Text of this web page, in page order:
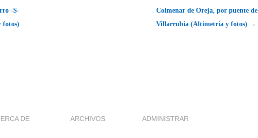
-S-
fotos)
Colmenar de Oreja, por puente de
Villarrubia (Altimetría y fotos) →
DE ARCHIVOS ADMINISTRAR